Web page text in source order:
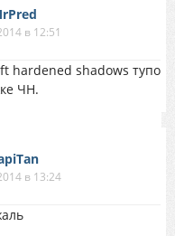
в 12:51
hardened shadows тупо
ЧН.
в 13:24